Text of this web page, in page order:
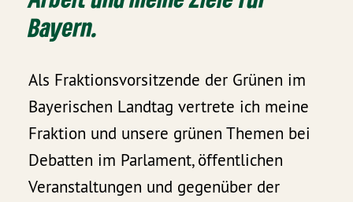
Bayern.
Als Fraktionsvorsitzende der Grünen im
Bayerischen Landtag vertrete ich meine
Fraktion und unsere grünen Themen bei
Debatten im Parlament, öffentlichen
Veranstaltungen und gegenüber der